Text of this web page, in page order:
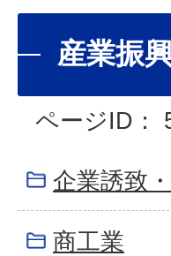
産業振
ページID：
企業誘致
商工業